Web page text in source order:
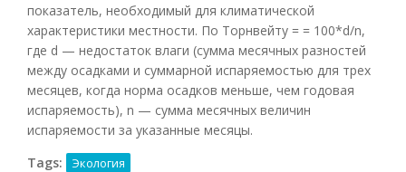
показатель, необходимый для климатической
характеристики местности. По Торнвейту = = 100*d/n,
где d — недостаток влаги (сумма месячных разностей
между осадками и суммарной испаряемостью для трех
месяцев, когда норма осадков меньше, чем годовая
испаряемость), n — сумма месячных величин
испаряемости за указанные месяцы.
Tags:
Экология